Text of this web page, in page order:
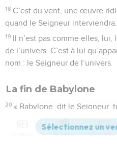
18 C’est du vent, une œuvre
quand le Seigneur interviendra.
19 Il n’est pas comme elles, lui,
de l’univers. C’est à lui
nom : le Seigneur de l’univers.
La fin de Babylone
20 « Babylone, dit le Seigneur,
une arme de guerre. Je me
pièces des nations et détruire
Versions Commentaires